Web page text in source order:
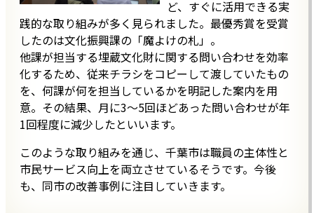
ど、すぐに活用できる実
践的な取り組みが多く見られました。最優秀賞を受賞
したのは文化振興課の「魔よけの札」。
他課が担当する埋蔵文化財に関する問い合わせを効率
化するため、従来チラシをコピーして渡していたもの
を、何課が何を担当しているかを明記した案内を用
意。その結果、月に3～5回ほどあった問い合わせが年
1回程度に減少したといいます。
このような取り組みを通じ、千葉市は職員の主体性と
市民サービス向上を両立させているそうです。今後
も、同市の改善事例に注目していきます。